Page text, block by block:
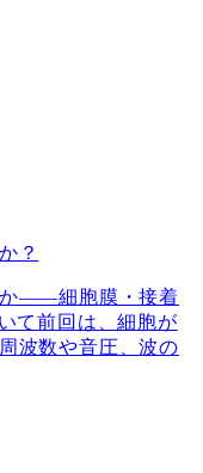
？
か――細胞膜・接着
て前回は、細胞が
波数や音圧、波の